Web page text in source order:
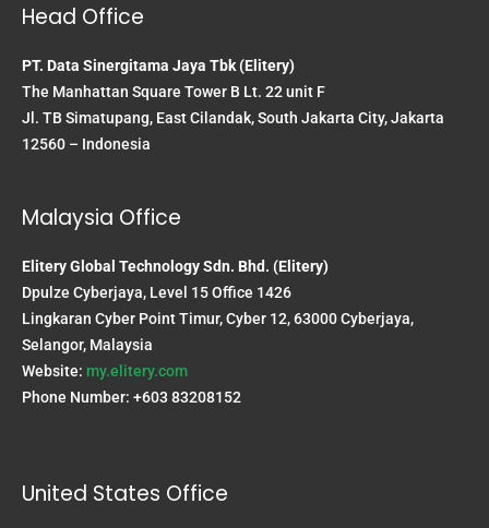
Head Office
PT. Data Sinergitama Jaya Tbk (Elitery)
The Manhattan Square Tower B Lt. 22 unit F
Jl. TB Simatupang, East Cilandak, South Jakarta City, Jakarta
12560 – Indonesia
Malaysia Office
Elitery Global Technology Sdn. Bhd. (Elitery)
Dpulze Cyberjaya, Level 15 Office 1426
Lingkaran Cyber Point Timur, Cyber 12, 63000 Cyberjaya,
Selangor, Malaysia
Website: my.elitery.com
Phone Number: +603 83208152
United States Office